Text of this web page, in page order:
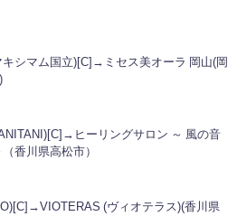
キシマム国立)[C]→ミセス美オーラ 岡山(岡
ヒーリングサロン ～ 風の音
香川県高松市）
(ヴィオテラス)(香川県